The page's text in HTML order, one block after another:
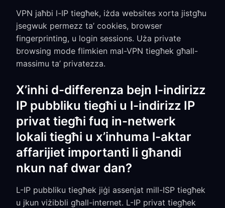
VPN jaħbi l-IP tiegħek, iżda websites xorta jistgħu
jsegwuk permezz ta’ cookies, browser
fingerprinting, u login sessions. Uża private
browsing mode flimkien mal-VPN tiegħek għall-
massimu ta’ privatezza.
X’inhi d-differenza bejn l-indirizz
IP pubbliku tiegħi u l-indirizz IP
privat tiegħi fuq in-netwerk
lokali tiegħi u x’inhuma l-aktar
affarijiet importanti li għandi
nkun naf dwar dan?
L-IP pubbliku tiegħek jiġi assenjat mill-ISP tiegħek
u jkun viżibbli għall-internet. L-IP privat tiegħek